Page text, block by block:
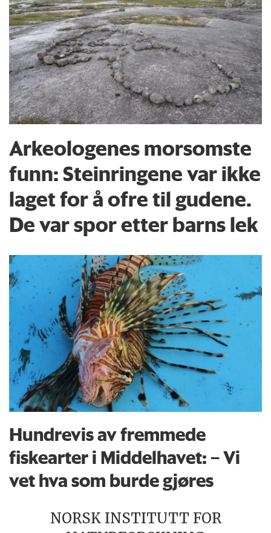
Arkeologenes morsomste
funn: Steinringene var ikke
laget for å ofre til gudene.
De var spor etter barns lek
Hundrevis av fremmede
fiskearter i Middelhavet: – Vi
vet hva som burde gjøres
NORSK INSTITUTT FOR